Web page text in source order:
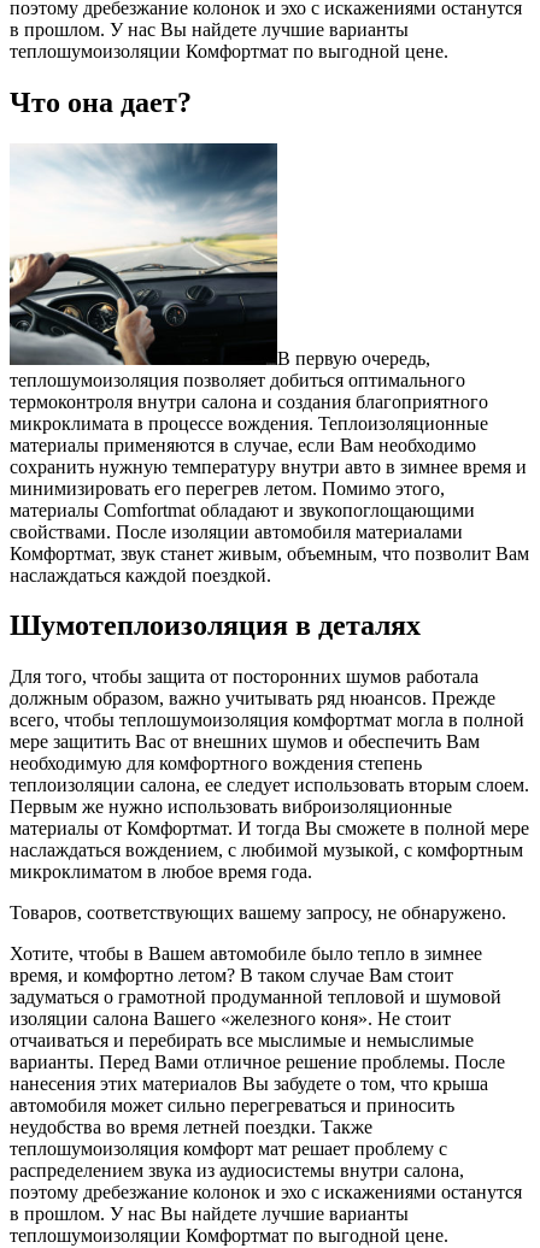
поэтому дребезжание колонок и эхо с искажениями останутся
в прошлом. У нас Вы найдете лучшие варианты
теплошумоизоляции Комфортмат по выгодной цене.
Что она дает?
В первую очередь,
теплошумоизоляция позволяет добиться оптимального
термоконтроля внутри салона и создания благоприятного
микроклимата в процессе вождения. Теплоизоляционные
материалы применяются в случае, если Вам необходимо
сохранить нужную температуру внутри авто в зимнее время и
минимизировать его перегрев летом. Помимо этого,
материалы Comfortmat обладают и звукопоглощающими
свойствами. После изоляции автомобиля материалами
Комфортмат, звук станет живым, объемным, что позволит Вам
наслаждаться каждой поездкой.
Шумотеплоизоляция в деталях
Для того, чтобы защита от посторонних шумов работала
должным образом, важно учитывать ряд нюансов. Прежде
всего, чтобы теплошумоизоляция комфортмат могла в полной
мере защитить Вас от внешних шумов и обеспечить Вам
необходимую для комфортного вождения степень
теплоизоляции салона, ее следует использовать вторым слоем.
Первым же нужно использовать виброизоляционные
материалы от Комфортмат. И тогда Вы сможете в полной мере
наслаждаться вождением, с любимой музыкой, с комфортным
микроклиматом в любое время года.
Товаров, соответствующих вашему запросу, не обнаружено.
Хотите, чтобы в Вашем автомобиле было тепло в зимнее
время, и комфортно летом? В таком случае Вам стоит
задуматься о грамотной продуманной тепловой и шумовой
изоляции салона Вашего «железного коня». Не стоит
отчаиваться и перебирать все мыслимые и немыслимые
варианты. Перед Вами отличное решение проблемы. После
нанесения этих материалов Вы забудете о том, что крыша
автомобиля может сильно перегреваться и приносить
неудобства во время летней поездки. Также
теплошумоизоляция комфорт мат решает проблему с
распределением звука из аудиосистемы внутри салона,
поэтому дребезжание колонок и эхо с искажениями останутся
в прошлом. У нас Вы найдете лучшие варианты
теплошумоизоляции Комфортмат по выгодной цене.